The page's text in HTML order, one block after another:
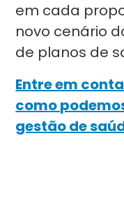
em cada
novo cenário
de planos de
Entre em
como
gestão de